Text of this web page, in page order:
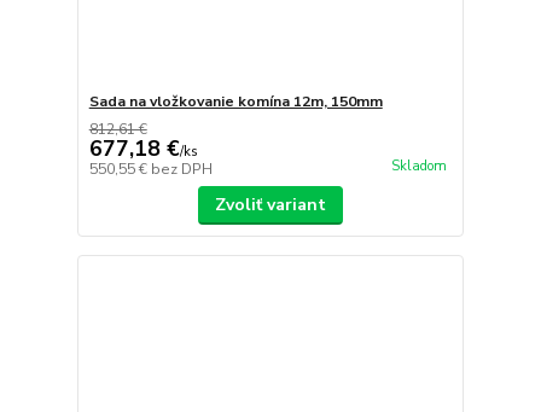
Sada na vložkovanie komína 12m, 150mm
812,61 €
677,18 €/ks
550,55 € bez DPH Skladom
Zvoliť variant